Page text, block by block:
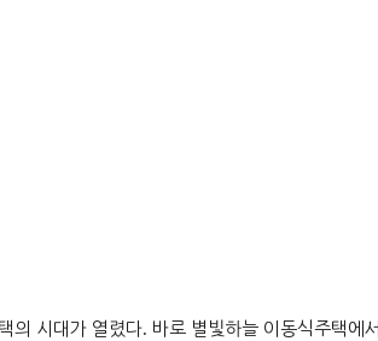
의 시대가 열렸다. 바로 별빛하늘 이동식주택에서